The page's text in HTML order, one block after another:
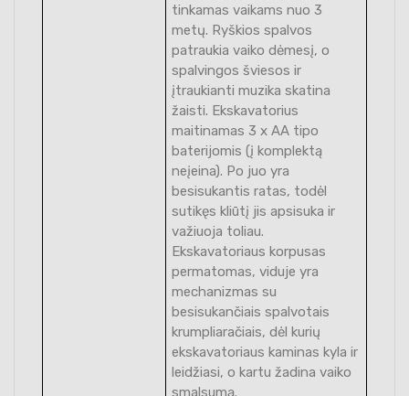
tinkamas vaikams nuo 3
metų. Ryškios spalvos
patraukia vaiko dėmesį, o
spalvingos šviesos ir
įtraukianti muzika skatina
žaisti. Ekskavatorius
maitinamas 3 x AA tipo
baterijomis (į komplektą
neįeina). Po juo yra
besisukantis ratas, todėl
sutikęs kliūtį jis apsisuka ir
važiuoja toliau.
Ekskavatoriaus korpusas
permatomas, viduje yra
mechanizmas su
besisukančiais spalvotais
krumpliaračiais, dėl kurių
ekskavatoriaus kaminas kyla ir
leidžiasi, o kartu žadina vaiko
smalsumą.